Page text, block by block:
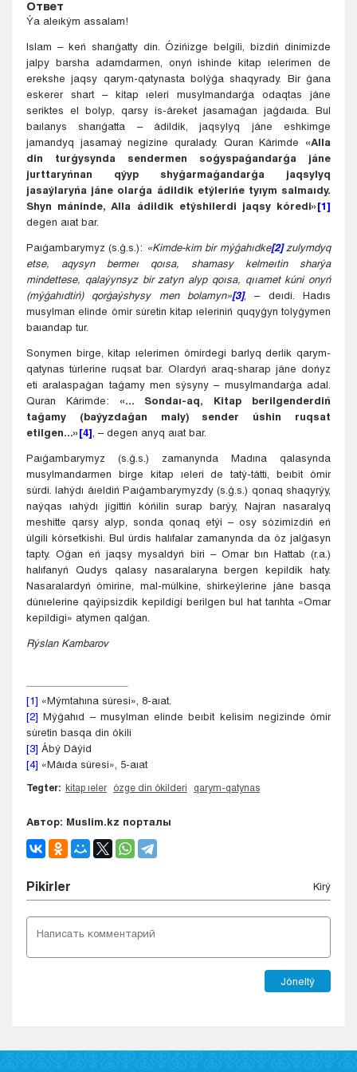
Ответ
Ýa aleıkým assalam!
Islam – keń sharıǵatty din. Ózińizge belgili, bizdiń dinimizde
jalpy barsha adamdarmen, onyń ishinde kitap ıelerimen de
erekshe jaqsy qarym-qatynasta bolýǵa shaqyrady. Bir ǵana
eskerer shart – kitap ıeleri musylmandarǵa odaqtas jáne
seriktes el bolyp, qarsy is-áreket jasamaǵan jaǵdaıda. Bul
baılanys sharıǵatta – ádildik, jaqsylyq jáne eshkimge
jamandyq jasamaý negizine quralady. Quran Kárimde «Alla
din turǵysynda sendermen soǵyspaǵandarǵa jáne
jurttaryńnan qýyp shyǵarmaǵandarǵa jaqsylyq
jasaýlaryńa jáne olarǵa ádildik etýlerińe tyıym salmaıdy.
Shyn máninde, Alla ádildik etýshilerdi jaqsy kóredi»[1]
degen aıat bar.
Paıǵambarymyz (s.ǵ.s.): «Kimde-kim bir mýǵahıdke[2]zulymdyq
etse, aqysyn bermeı qoısa, shamasy kelmeıtin sharýa
mindettese, qalaýynsyz bir zatyn alyp qoısa, qııamet kúni onyń
(mýǵahıdtiń) qorǵaýshysy men bolamyn»[3], – deıdi. Hadıs
musylman elinde ómir súretin kitap ıeleriniń quqyǵyn tolyǵymen
baıandap tur.
Sonymen birge, kitap ıelerimen ómirdegi barlyq derlik qarym-
qatynas túrlerine ruqsat bar. Olardyń araq-sharap jáne dońyz
eti aralaspaǵan taǵamy men sýsyny – musylmandarǵa adal.
Quran Kárimde: «... Sondaı-aq, Kitap berilgenderdiń
taǵamy (baýyzdaǵan maly) sender úshin ruqsat
etilgen...»[4] , – degen anyq aıat bar.
Paıǵambarymyz (s.ǵ.s.) zamanynda Madına qalasynda
musylmandarmen birge kitap ıeleri de tatý-tátti, beıbit ómir
súrdi. Iahýdı áıeldiń Paıǵambarymyzdy (s.ǵ.s.) qonaq shaqyrýy,
naýqas ıahýdı jigittiń kóńilin surap barýy, Najran nasaralyq
meshitte qarsy alyp, sonda qonaq etýi – osy sózimizdiń eń
úlgili kórsetkishi. Bul úrdis halıfalar zamanynda da óz jalǵasyn
tapty. Oǵan eń jaqsy mysaldyń biri – Omar bın Hattab (r.a.)
halıfanyń Qudys qalasy nasaralaryna bergen kepildik haty.
Nasaralardyń ómirine, mal-múlkine, shirkeýlerine jáne basqa
dúnıelerine qaýipsizdik kepildigi berilgen bul hat tarıhta «Omar
kepildigi» atymen qalǵan.
Rýslan Kambarov
[1] «Mýmtahına súresi», 8-aıat.
[2] Mýǵahıd – musylman elinde beıbit kelisim negizinde ómir
súretin basqa din ókili
[3] Ábý Dáýid
[4] «Máıda súresi», 5-aıat
Tegter: kitap ıeler ózge din ókilderi qarym-qatynas
Автор: Muslim.kz порталы
Pіkіrler Kіrý
Jóneltý